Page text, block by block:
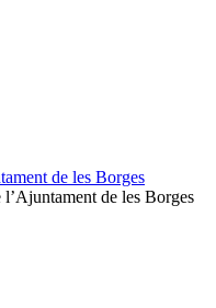
de les Borges
de les Borges